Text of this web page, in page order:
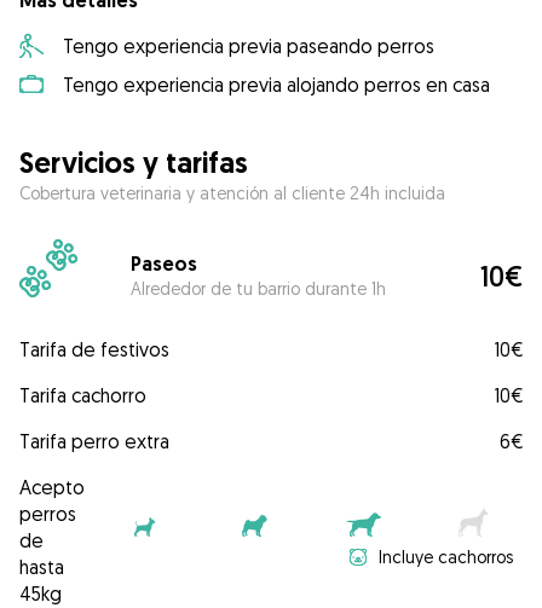
Tengo experiencia previa paseando perros
Tengo experiencia previa alojando perros en casa
Servicios y tarifas
Cobertura veterinaria y atención al cliente 24h incluida
Paseos
Alrededor de tu barrio durante 1h 10€
Tarifa de festivos
10€
Tarifa cachorro
10€
Tarifa perro extra
6€
Acepto
perros
de
hasta
45kg
Incluye cachorros